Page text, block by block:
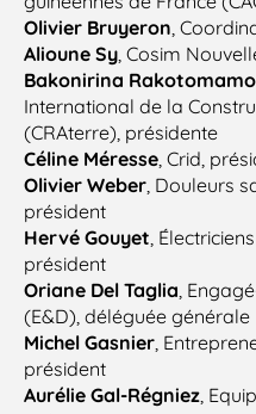
Olivier Bruyeron,
Alioune Sy, Cosim
Bakonirina
International de la
(CRAterre), présidente
Céline Méresse, Crid,
Olivier Weber, Douleurs
président
Hervé Gouyet,
président
Oriane Del Taglia,
(E&D), déléguée générale
Michel Gasnier,
président
Aurélie Gal-Régniez,